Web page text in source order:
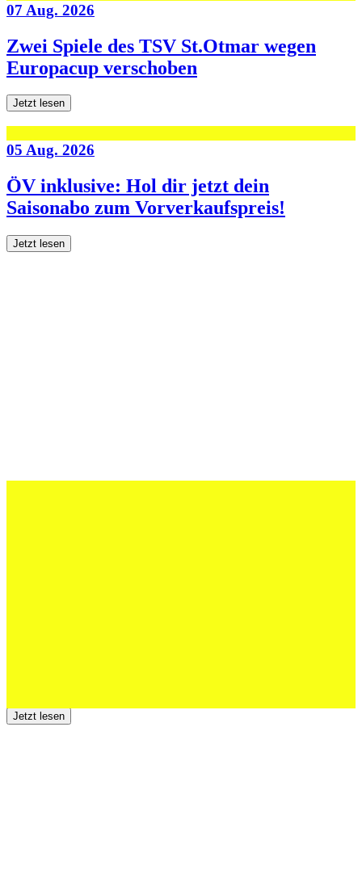
07 Aug. 2026
Zwei Spiele des TSV St.Otmar wegen
Europacup verschoben
Jetzt lesen
05 Aug. 2026
ÖV inklusive: Hol dir jetzt dein
Saisonabo zum Vorverkaufspreis!
Jetzt lesen
Jetzt lesen